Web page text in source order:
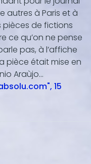
autres à Paris et à
pièces de fictions
ce qu’on ne pense
pas, à l’affiche
pièce était mise en
Araùjo...
15